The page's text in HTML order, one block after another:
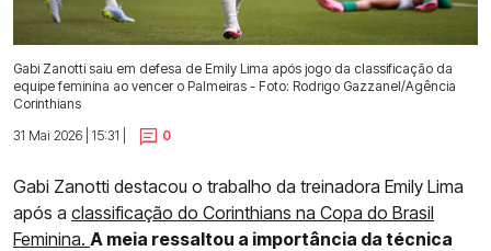
Gabi Zanotti saiu em defesa de Emily Lima após jogo da classificação da
equipe feminina ao vencer o Palmeiras - Foto: Rodrigo Gazzanel/Agência
Corinthians
31 Mai 2026 | 15:31 |
0
Gabi Zanotti destacou o trabalho da treinadora Emily Lima
após a classificação do Corinthians na Copa do Brasil
Feminina. A meia ressaltou a importância da técnica